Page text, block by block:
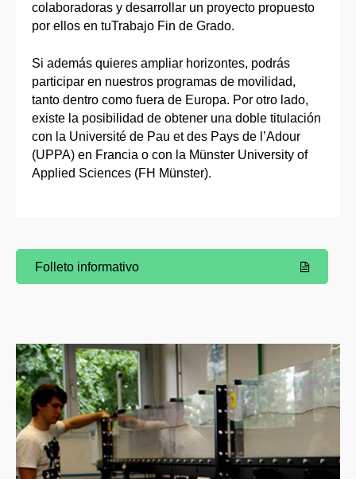
colaboradoras y desarrollar un proyecto propuesto
por ellos en tuTrabajo Fin de Grado.
Si además quieres ampliar horizontes, podrás
participar en nuestros programas de movilidad,
tanto dentro como fuera de Europa. Por otro lado,
existe la posibilidad de obtener una doble titulación
con la Université de Pau et des Pays de l’Adour
(UPPA) en Francia o con la Münster University of
Applied Sciences (FH Münster).
(Abre una nueva ventana)
Folleto informativo